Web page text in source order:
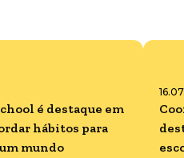
é destaque em
hábitos para
mundo